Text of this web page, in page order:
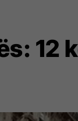
12